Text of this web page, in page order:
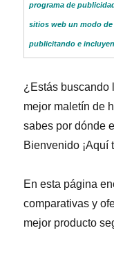
programa de
sitios web un modo
publicitando e
¿Estás buscando
mejor maletín de
sabes por dónde
Bienvenido ¡Aquí
En esta página
comparativas y
mejor producto